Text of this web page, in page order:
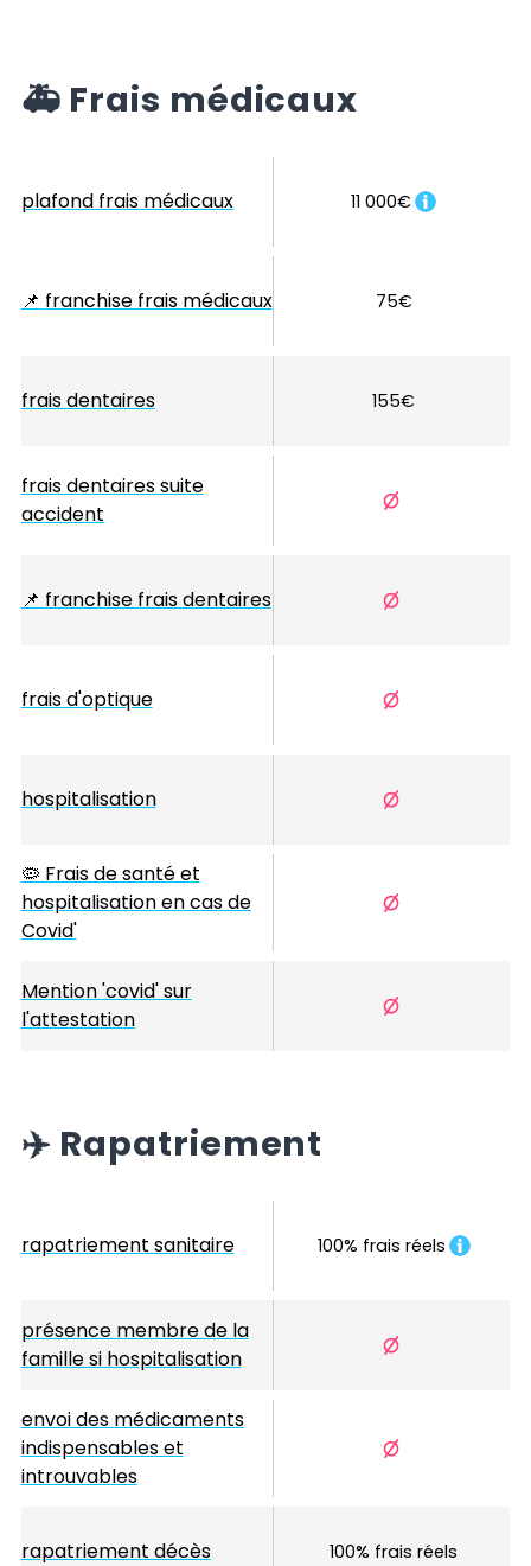
🚑 Frais médicaux
plafond frais médicaux 11 000€
📌 franchise frais médicaux 75€
frais dentaires 155€
frais dentaires suite
accident
📌 franchise frais dentaires
frais d'optique
hospitalisation
🦠 Frais de santé et
hospitalisation en cas de
Covid'
Mention 'covid' sur
l'attestation
✈️ Rapatriement
rapatriement sanitaire 100% frais réels
présence membre de la
famille si hospitalisation
envoi des médicaments
indispensables et
introuvables
rapatriement décès 100% frais réels